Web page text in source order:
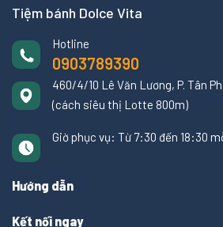
Tiệm bánh Dolce Vita
Hotline
0903789390
460/4/10 Lê Văn Lương, P. Tân
(cách siêu thị Lotte 800m)
Giờ phục vụ: Từ 7:30 đến 18:30
Hướng dẫn
Kết nối ngay